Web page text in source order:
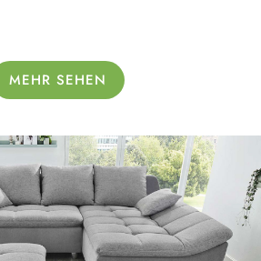
MEHR SEHEN